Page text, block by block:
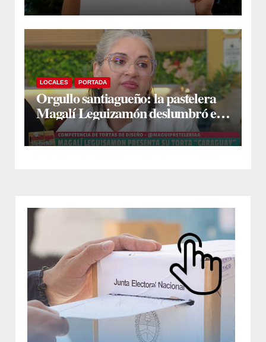
LOCALES PORTADA
Orgullo santiagueño: la pastelera
Magalí Leguizamón deslumbró en
Canal 13 con su torta “Caraguay” y
ganó la competencia